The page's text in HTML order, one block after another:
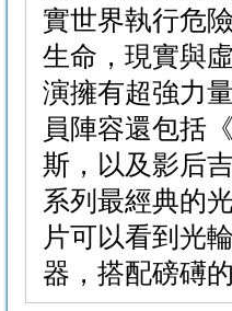
實世界執行危
生命，現實與
演擁有超強力
員陣容還包括
斯，以及影后
系列最經典的
片可以看到光
器，搭配磅礡